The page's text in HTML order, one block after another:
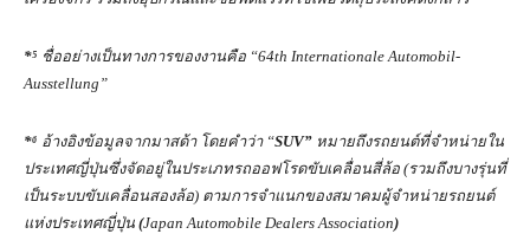
*⁵ ชื่ออย่างเป็นทางการของงานคือ “64th Internationale Automobil-
Ausstellung”
*⁶ อ้างอิงข้อมูลจากมาสด้า โดยคำว่า “SUV” หมายถึงรถยนต์ที่จำหน่ายใน
ประเทศญี่ปุ่นซึ่งจัดอยู่ในประเภทรถออฟโรดขับเคลื่อนสี่ล้อ (รวมถึงบางรุ่นที่
เป็นระบบขับเคลื่อนสองล้อ) ตามการจำแนกของสมาคมผู้จำหน่ายรถยนต์
แห่งประเทศญี่ปุ่น (Japan Automobile Dealers Association)